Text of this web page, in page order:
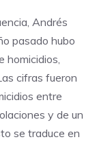
Andrés
pasado hubo
homicidios,
cifras fueron
entre
y de un
se traduce en